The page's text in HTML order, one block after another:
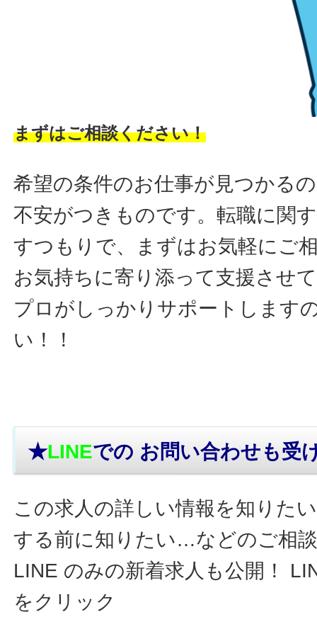
まずはご相談ください！
希望の条件のお仕事が見つかる
不安がつきものです。転職に関
すつもりで、まずはお気軽にご
お気持ちに寄り添って支援させ
プロがしっかりサポートします
い！！
★LINEでの お問い合わせも受
この求人の詳しい情報を知りた
する前に知りたい…などのご相
LINE のみの新着求人も公開！
をクリック